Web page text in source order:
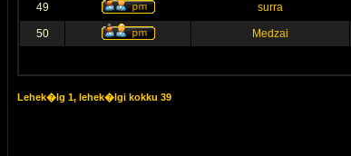
49 surra
50 Medzai
Lehek�lg 1, lehek�lgi kokku 39